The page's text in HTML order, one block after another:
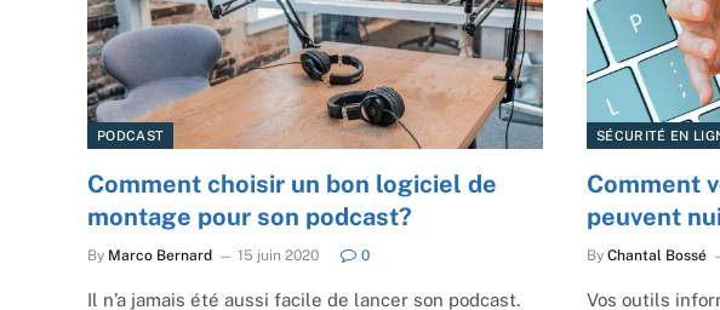
PODCAST
Comment choisir un bon logiciel de
montage pour son podcast?
By Marco Bernard 15 juin 2020 0
Il n’a jamais été aussi facile de lancer son podcast.
SÉCURITÉ EN
Comment
peuvent
By Chantal Bossé
Vos outils